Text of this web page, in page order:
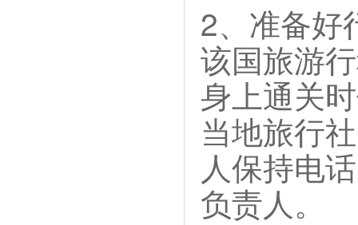
2、准备好
该国旅游
身上通关
当地旅行
人保持电
负责人。